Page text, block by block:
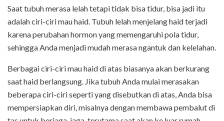
Saat tubuh merasa lelah tetapi tidak bisa tidur, bisa jadi itu
adalah ciri-ciri mau haid. Tubuh lelah menjelang haid terjadi
karena perubahan hormon yang memengaruhi pola tidur,
sehingga Anda menjadi mudah merasa ngantuk dan kelelahan.
Berbagai ciri-ciri mau haid di atas biasanya akan berkurang
saat haid berlangsung. Jika tubuh Anda mulai merasakan
beberapa ciri-ciri seperti yang disebutkan di atas, Anda bisa
mempersiapkan diri, misalnya dengan membawa pembalut di